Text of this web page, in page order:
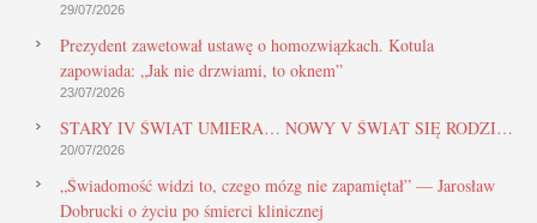
29/07/2026
Prezydent zawetował ustawę o homozwiązkach. Kotula
zapowiada: „Jak nie drzwiami, to oknem”
23/07/2026
STARY IV ŚWIAT UMIERA… NOWY V ŚWIAT SIĘ RODZI…
20/07/2026
„Świadomość widzi to, czego mózg nie zapamiętał” — Jarosław
Dobrucki o życiu po śmierci klinicznej